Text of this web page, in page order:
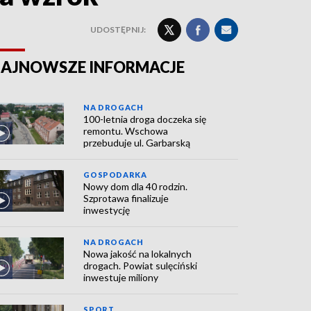
UDOSTĘPNIJ:
INFORMACJE
NA DROGACH
100-letnia droga doczeka się
remontu. Wschowa
przebuduje ul. Garbarską
GOSPODARKA
Nowy dom dla 40 rodzin.
Szprotawa finalizuje
inwestycję
NA DROGACH
Nowa jakość na lokalnych
drogach. Powiat sulęciński
inwestuje miliony